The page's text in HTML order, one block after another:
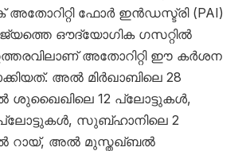
ഫോർ ഇൻഡസ്ട്രി (PAI)
രാജ്യത്തെ ഔദ്യോഗിക ഗസറ്റിൽ
ഉത്തരവിലാണ് അതോറിറ്റി ഈ കർശന
അൽ മിർഖാബിലെ 28
ശുഖൈഖിലെ 12 പ്ലോട്ടുകൾ,
സുബ്ഹാനിലെ 2
റായ്, അൽ മുസ്തഖ്ബൽ